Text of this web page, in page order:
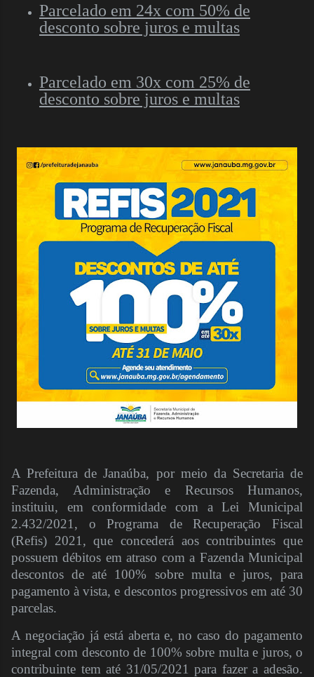
Parcelado em 24x com 50% de
desconto sobre juros e multas
Parcelado em 30x com 25% de
desconto sobre juros e multas
A Prefeitura de Janaúba, por meio da Secretaria de
Fazenda, Administração e Recursos Humanos,
instituiu, em conformidade com a Lei Municipal
2.432/2021, o Programa de Recuperação Fiscal
(Refis) 2021, que concederá aos contribuintes que
possuem débitos em atraso com a Fazenda Municipal
descontos de até 100% sobre multa e juros, para
pagamento à vista, e descontos progressivos em até 30
parcelas.
A negociação já está aberta e, no caso do pagamento
integral com desconto de 100% sobre multa e juros, o
contribuinte tem até 31/05/2021 para fazer a adesão.